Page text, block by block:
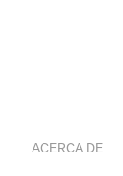
ACERCA DE